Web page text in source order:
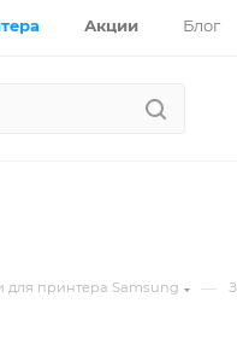
Акции Блог
для принтера Samsung —